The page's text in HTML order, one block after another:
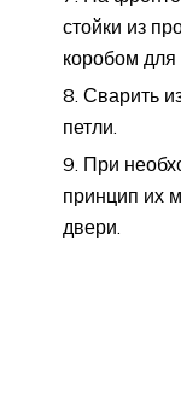
стойки из
коробом для
Сварить
петли.
При
принцип их
двери.